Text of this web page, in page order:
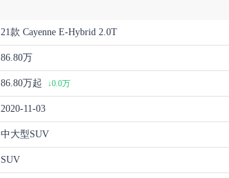
21款 Cayenne E-Hybrid 2.0T
86.80万
86.80万起 ↓0.0万
2020-11-03
中大型SUV
SUV